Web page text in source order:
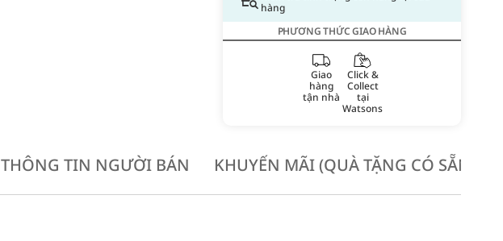
hàng
PHƯƠNG THỨC GIAO HÀNG
Giao
hàng
tận nhà
Click &
Collect
tại
Watsons
THÔNG TIN NGƯỜI BÁN KHUYẾN MÃI (QUÀ TẶNG CÓ SẴN